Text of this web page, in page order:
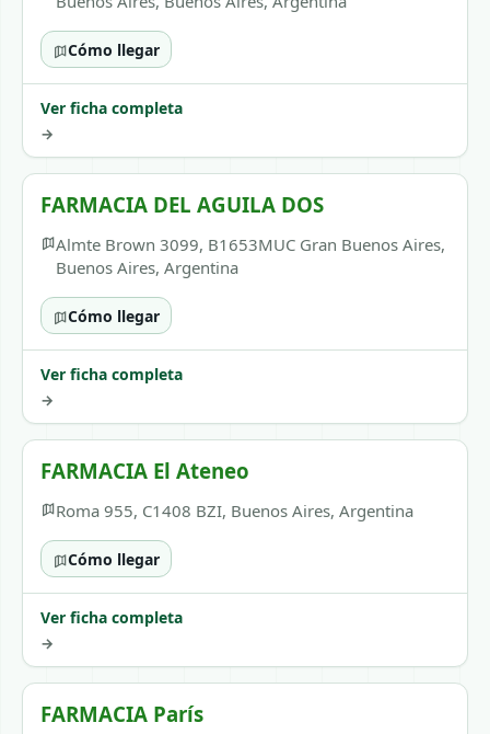
Cómo llegar
Ver ficha completa
→
FARMACIA DEL AGUILA DOS
Almte Brown 3099, B1653MUC Gran Buenos Aires,
Buenos Aires, Argentina
Cómo llegar
Ver ficha completa
→
FARMACIA El Ateneo
Roma 955, C1408 BZI, Buenos Aires, Argentina
Cómo llegar
Ver ficha completa
→
FARMACIA París